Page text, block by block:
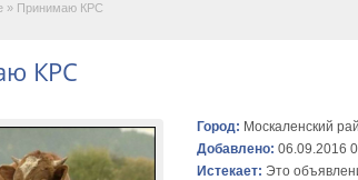
» Принимаю КРС
КРС
Город: Москаленский
Добавлено: 06.09.2016
Истекает: Это